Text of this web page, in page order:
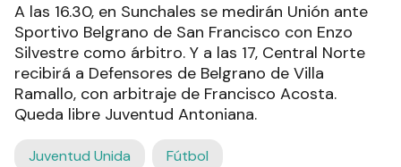
A las 16.30, en Sunchales se medirán Unión ante
Sportivo Belgrano de San Francisco con Enzo
Silvestre como árbitro. Y a las 17, Central Norte
recibirá a Defensores de Belgrano de Villa
Ramallo, con arbitraje de Francisco Acosta.
Queda libre Juventud Antoniana.
Juventud Unida Fútbol